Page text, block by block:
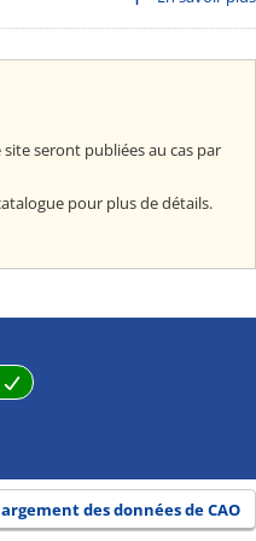
hole mounting (both sides
using stud bolt).
round rod models.
seront publiées au cas par
pour plus de détails.
des données de CAO